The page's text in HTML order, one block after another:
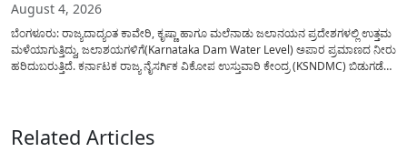
August 4, 2026
ಬೆಂಗಳೂರು: ರಾಜ್ಯದಾದ್ಯಂತ ಕಾವೇರಿ, ಕೃಷ್ಣಾ ಹಾಗೂ ಮಲೆನಾಡು ಜಲಾನಯನ ಪ್ರದೇಶಗಳಲ್ಲಿ ಉತ್ತಮ
ಮಳೆಯಾಗುತ್ತಿದ್ದು, ಜಲಾಶಯಗಳಿಗೆ(Karnataka Dam Water Level) ಅಪಾರ ಪ್ರಮಾಣದ ನೀರು
ಹರಿದುಬರುತ್ತಿದೆ. ಕರ್ನಾಟಕ ರಾಜ್ಯ ನೈಸರ್ಗಿಕ ವಿಕೋಪ ಉಸ್ತುವಾರಿ ಕೇಂದ್ರ (KSNDMC) ಬಿಡುಗಡೆ
Related Articles